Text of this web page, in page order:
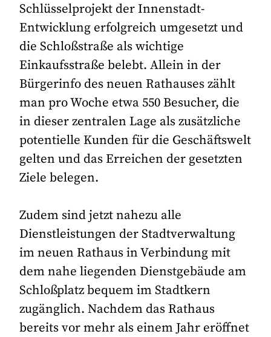
Schlüsselprojekt der Innenstadt-
Entwicklung erfolgreich umgesetzt und
die Schloßstraße als wichtige
Einkaufsstraße belebt. Allein in der
Bürgerinfo des neuen Rathauses zählt
man pro Woche etwa 550 Besucher, die
in dieser zentralen Lage als zusätzliche
potentielle Kunden für die Geschäftswelt
gelten und das Erreichen der gesetzten
Ziele belegen.
Zudem sind jetzt nahezu alle
Dienstleistungen der Stadtverwaltung
im neuen Rathaus in Verbindung mit
dem nahe liegenden Dienstgebäude am
Schloßplatz bequem im Stadtkern
zugänglich. Nachdem das Rathaus
bereits vor mehr als einem Jahr eröffnet